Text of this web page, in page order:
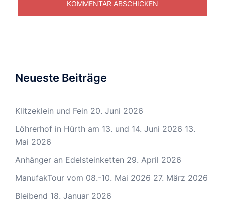
Neueste Beiträge
Klitzeklein und Fein 20. Juni 2026
Löhrerhof in Hürth am 13. und 14. Juni 2026 13.
Mai 2026
Anhänger an Edelsteinketten 29. April 2026
ManufakTour vom 08.-10. Mai 2026 27. März 2026
Bleibend 18. Januar 2026